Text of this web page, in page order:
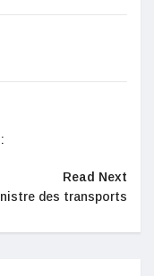
Read Next
des transports